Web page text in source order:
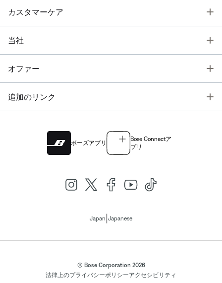
カスタマーケア
当社
オファー
追加のリンク
ボーズアプリ
Bose Connectア
プリ
Japan Japanese
© Bose Corporation 2026
法律上のプライバシーポリシーアクセシビリティ